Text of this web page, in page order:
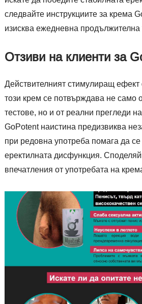
следвайте инструкциите за крема
изисква ежедневна продължителна
Отзиви на клиенти за
Действителният стимулиращ ефект
този крем се потвърждава не само
тестове, но и от реални прегледи
GoPotent наистина предизвиква
при редовна употреба помага да
еректилната дисфункция.
впечатления от употребата на